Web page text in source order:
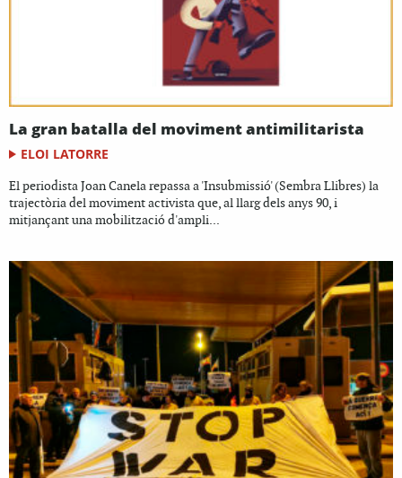
La gran batalla del moviment antimilitarista
ELOI LATORRE
El periodista Joan Canela repassa a 'Insubmissió' (Sembra Llibres) la
trajectòria del moviment activista que, al llarg dels anys 90, i
mitjançant una mobilització d'ampli...